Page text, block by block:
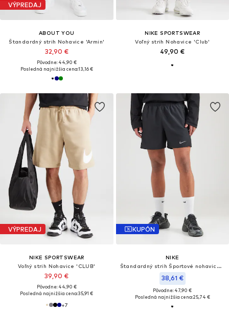
VÝPREDAJ
ABOUT YOU
Štandardný strih Nohavice 'Armin'
32,90 €
Pôvodne: 44,90 €
Posledná najnižšia cena:13,16 €
NIKE SPORTSWEAR
Voľný strih Nohavice 'Club'
49,90 €
VÝPREDAJ
NIKE SPORTSWEAR
Voľný strih Nohavice 'CLUB'
39,90 €
Pôvodne: 44,90 €
Posledná najnižšia cena:35,91 €
+7
KUPÓN
NIKE
Štandardný strih Športové nohavice 'MILER'
38,61 €
Pôvodne: 47,90 €
Posledná najnižšia cena:25,74 €